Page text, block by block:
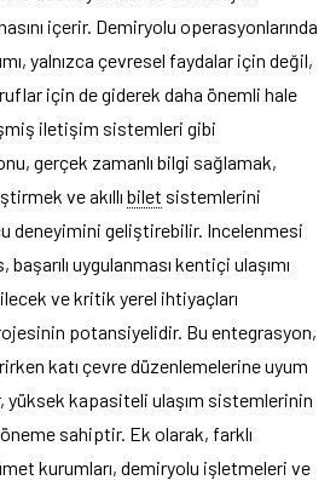
içerir. Demiryolu operasyonlarında
yalnızca çevresel faydalar için değil,
için de giderek daha önemli hale
iletişim sistemleri gibi
gerçek zamanlı bilgi sağlamak,
ve akıllı bilet sistemlerini
deneyimini geliştirebilir. Incelenmesi
uygulanması kentiçi ulaşımı
ve kritik yerel ihtiyaçları
potansiyelidir. Bu entegrasyon,
katı çevre düzenlemelerine uyum
yüksek kapasiteli ulaşım sistemlerinin
sahiptir. Ek olarak, farklı
kurumları, demiryolu işletmeleri ve